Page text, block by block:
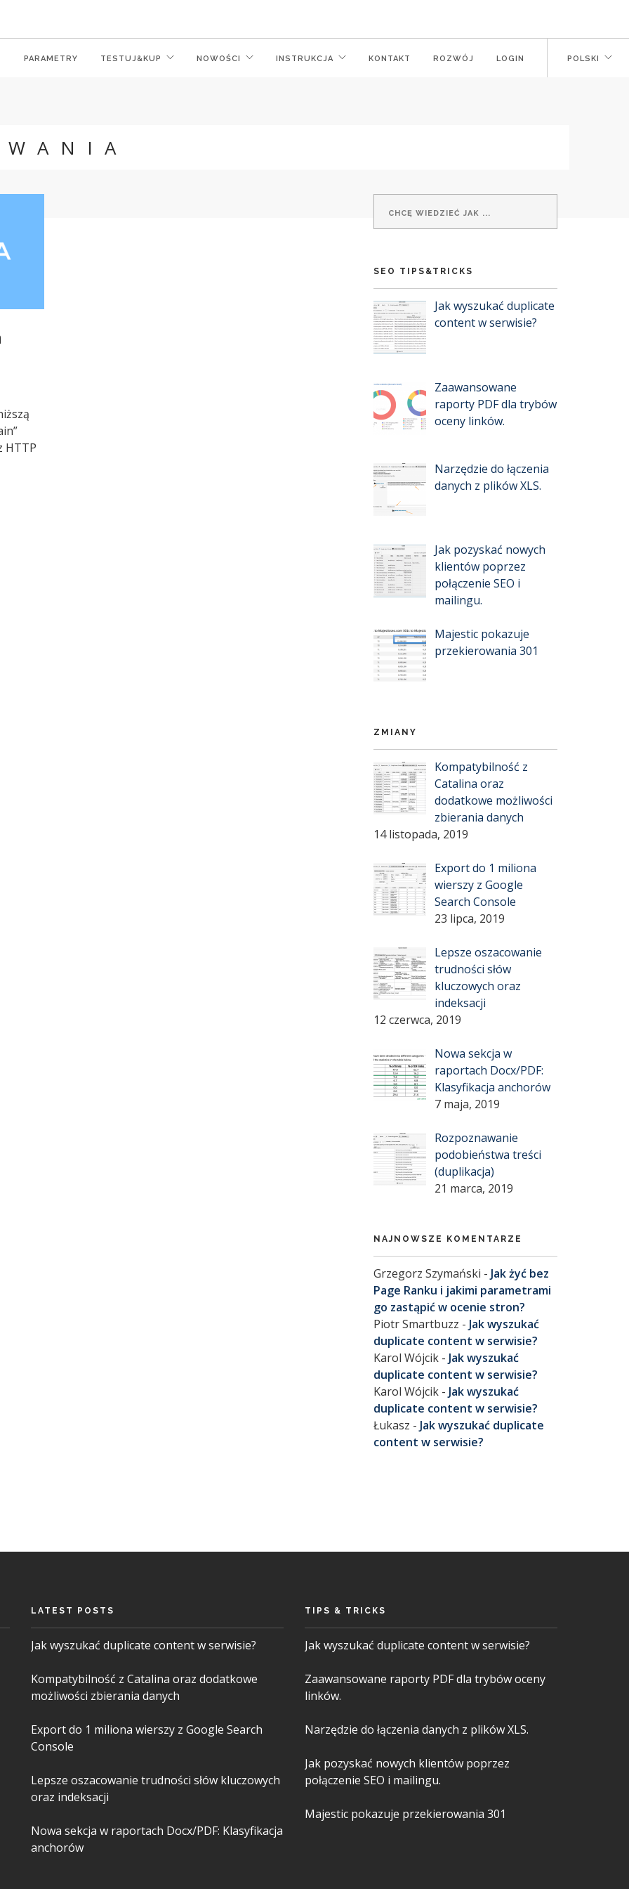
PARAMETRY TESTUJ&KUP NOWOŚCI INSTRUKCJA KONTAKT ROZWÓJ LOGIN POLSKI
HTTP
SEO TIPS&TRICKS
Jak wyszukać duplicate
content w serwisie?
Zaawansowane
raporty PDF dla trybów
oceny linków.
Narzędzie do łączenia
danych z plików XLS.
Jak pozyskać nowych
klientów poprzez
połączenie SEO i
mailingu.
Majestic pokazuje
przekierowania 301
ZMIANY
Kompatybilność z
Catalina oraz
dodatkowe możliwości
zbierania danych
14 listopada, 2019
Export do 1 miliona
wierszy z Google
Search Console
23 lipca, 2019
Lepsze oszacowanie
trudności słów
kluczowych oraz
indeksacji
12 czerwca, 2019
Nowa sekcja w
raportach Docx/PDF:
Klasyfikacja anchorów
7 maja, 2019
Rozpoznawanie
podobieństwa treści
(duplikacja)
21 marca, 2019
NAJNOWSZE KOMENTARZE
Grzegorz Szymański - Jak żyć bez
Page Ranku i jakimi parametrami
go zastąpić w ocenie stron?
Piotr Smartbuzz - Jak wyszukać
duplicate content w serwisie?
Karol Wójcik- Jak wyszukać
duplicate content w serwisie?
Karol Wójcik- Jak wyszukać
duplicate content w serwisie?
Łukasz - Jak wyszukać duplicate
content w serwisie?
LATEST POSTS
Jak wyszukać duplicate content w serwisie?
Kompatybilność z Catalina oraz dodatkowe
możliwości zbierania danych
Export do 1 miliona wierszy z Google Search
Console
Lepsze oszacowanie trudności słów kluczowych
oraz indeksacji
Nowa sekcja w raportach Docx/PDF: Klasyfikacja
anchorów
TIPS & TRICKS
Jak wyszukać duplicate content w serwisie?
Zaawansowane raporty PDF dla trybów oceny
linków.
Narzędzie do łączenia danych z plików XLS.
Jak pozyskać nowych klientów poprzez
połączenie SEO i mailingu.
Majestic pokazuje przekierowania 301